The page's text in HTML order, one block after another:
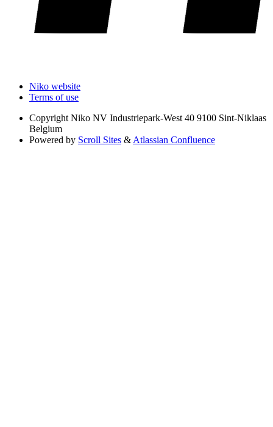
Niko website
Terms of use
Copyright Niko NV Industriepark-West 40 9100 Sint-Niklaas
Belgium
Powered by Scroll Sites &Atlassian Confluence